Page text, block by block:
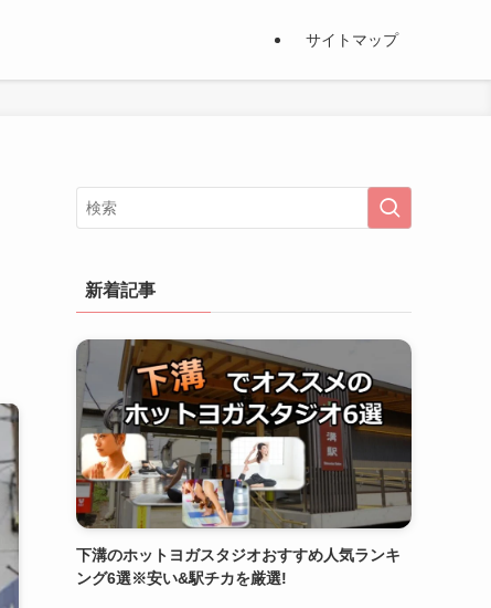
サイトマップ
新着記事
下溝のホットヨガスタジオおすすめ人気ランキ
ング6選※安い&駅チカを厳選!